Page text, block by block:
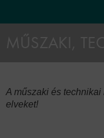
A műszaki és
elveket!